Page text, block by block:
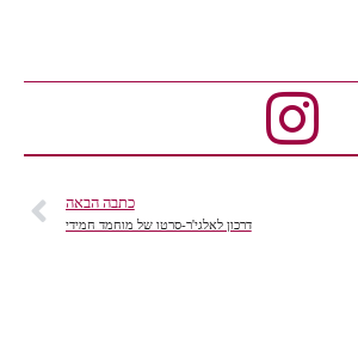
כתבה הבאה
דרכון לאלגי'ר-סרטו של מוחמד חמידי